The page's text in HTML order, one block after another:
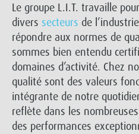
Le groupe L.I.T. travaille
divers secteurs de
répondre aux normes de
sommes bien entendu
domaines d’activité. Chez
qualité sont des valeurs
intégrante de notre
reflète dans les
des performances